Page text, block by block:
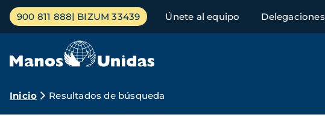
Pasar
contenido
Menú
principal
900 811 888 BIZUM 33439 Únete al equipo Delegaciones
Ruta
Inicio Resultados de búsqueda